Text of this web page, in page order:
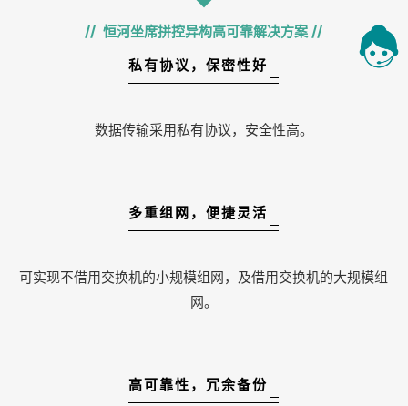
//恒河坐席拼控异构高可靠解决方案 //
私有协议，保密性好
数据传输采用私有协议，安全性高。
多重组网，便捷灵活
可实现不借用交换机的小规模组网，及借用交换机的大规模组
网。
高可靠性，冗余备份